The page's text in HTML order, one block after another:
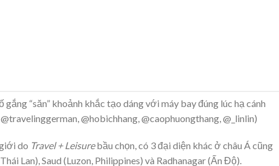
“săn” khoảnh khắc tạo dáng với máy bay đúng lúc hạ cánh
@hobichhang, @caophuongthang, @_linlin)
do Travel + Leisurebầu chọn, có 3 đại diện khác ở châu Á cũng
Lan), Saud (Luzon, Philippines) và Radhanagar (Ấn Độ).